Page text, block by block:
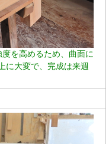
を高めるため、曲面に
に大変で、完成は来週